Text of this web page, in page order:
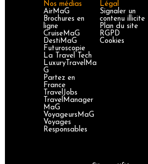
Nos médias
AirMaG
Brochures en
ligne
CruiseMaG
DestiMaG
Futuroscopie
La Travel Tech
LuxuryTravelMa
G
Partez en
France
TravelJobs
TravelManager
MaG
VoyageursMaG
Voyages
Responsables
Légal
Signaler un
contenu illicite
Plan du site
RGPD
Cookies